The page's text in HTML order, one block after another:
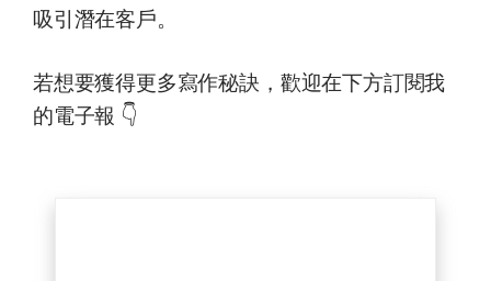
吸引潛在客戶。
若想要獲得更多寫作秘訣，歡迎在下方訂閱我
的電子報 👇